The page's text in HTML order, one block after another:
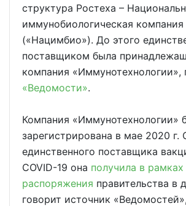
структура Ростеха –
иммунобиологическая компания
(«Нацимбио»). До этого
поставщиком была
компания «Иммунотехнологии»,
«Ведомости».
Компания «Иммунотехнологии»
зарегистрирована в мае 2020 г.
единственного поставщика
COVID-19 она получила в рамках
распоряжения правительства в
говорит источник «Ведомостей»,